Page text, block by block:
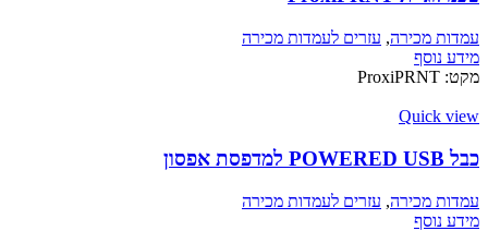
עמדות מכירה, עזרים לעמדות מכירה
מידע נוסף
מקט: ProxiPRNT
Quick view
כבל POWERED USB למדפסת אפסון
עמדות מכירה, עזרים לעמדות מכירה
מידע נוסף